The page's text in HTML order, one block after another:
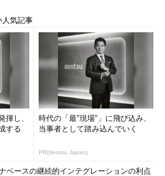
人気記事
揮し、
する
時代の「最"現場"」に飛び込み、
当事者として踏み込んでいく
PR(dentsu Japan)
ベースの継続的インテグレーションの利点